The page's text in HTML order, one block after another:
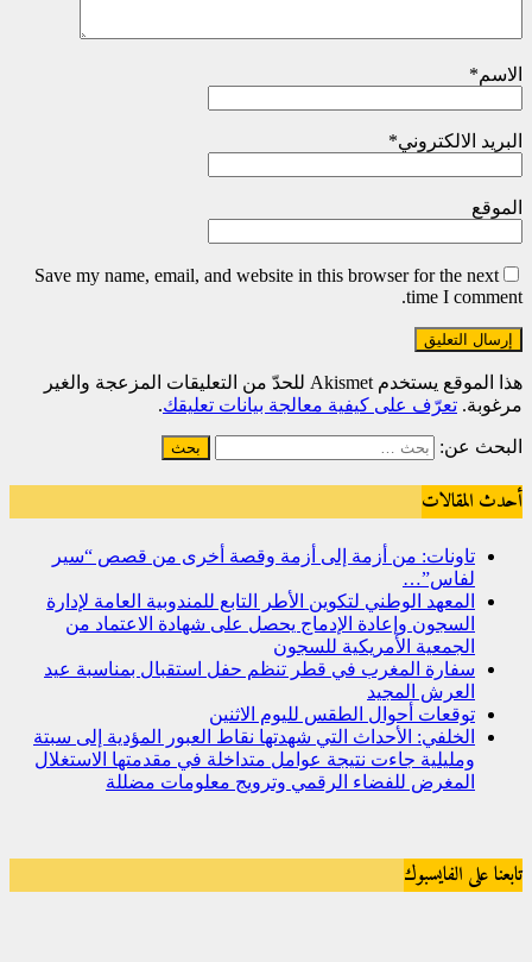
الاسم*
البريد الالكتروني*
الموقع
Save my name, email, and website in this browser for the next
time I comment.
هذا الموقع يستخدم Akismet للحدّ من التعليقات المزعجة والغير
مرغوبة. تعرّف على كيفية معالجة بيانات تعليقك.
البحث عن:
أحدث المقالات
تاونات: من أزمة إلى أزمة وقصة أخرى من قصص “سير
لفاس”…
المعهد الوطني لتكوين الأطر التابع للمندوبية العامة لإدارة
السجون وإعادة الإدماج يحصل على شهادة الاعتماد من
الجمعية الأمريكية للسجون
سفارة المغرب في قطر تنظم حفل استقبال بمناسبة عيد
العرش المجيد
توقعات أحوال الطقس لليوم الاثنين
الخلفي: الأحداث التي شهدتها نقاط العبور المؤدية إلى سبتة
ومليلية جاءت نتيجة عوامل متداخلة في مقدمتها الاستغلال
المغرض للفضاء الرقمي وترويج معلومات مضللة
تابعنا على الفايسبوك